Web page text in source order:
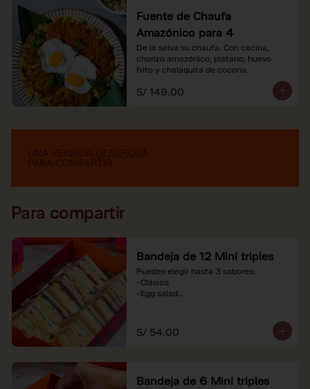
Fuente de Chaufa
Amazónico para 4
De la selva su chaufa. Con cecina,
chorizo amazónico, plátano, huevo
frito y chalaquita de cocona.
S/ 149.00
Para compartir
Bandeja de 12 Mini triples
Puedes elegir hasta 3 sabores:
-Clásico
-Egg salad
referenciales.
S/ 54.00
Bandeja de 6 Mini triples